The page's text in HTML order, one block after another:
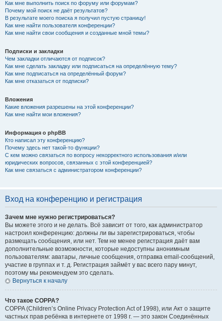
Как мне выполнить поиск по форуму или форумам?
Почему мой поиск не даёт результатов?
В результате моего поиска я получил пустую страницу!
Как мне найти пользователя конференции?
Как мне найти свои сообщения и созданные мной темы?
Подписки и закладки
Чем закладки отличаются от подписок?
Как мне сделать закладку или подписаться на определённую тему?
Как мне подписаться на определённый форум?
Как мне отказаться от подписки?
Вложения
Какие вложения разрешены на этой конференции?
Как мне найти мои вложения?
Информация о phpBB
Кто написал эту конференцию?
Почему здесь нет такой-то функции?
С кем можно связаться по вопросу некорректного использования и/или
юридических вопросов, связанных с этой конференцией?
Как мне связаться с администратором конференции?
Вход на конференцию и регистрация
Зачем мне нужно регистрироваться?
Вы можете этого и не делать. Всё зависит от того, как администратор
настроил конференцию: должны ли вы зарегистрироваться, чтобы
размещать сообщения, или нет. Тем не менее регистрация даёт вам
дополнительные возможности, которые недоступны анонимным
пользователям: аватары, личные сообщения, отправка email-сообщений,
участие в группах и т. д. Регистрация займёт у вас всего пару минут,
поэтому мы рекомендуем это сделать.
Вернуться к началу
Что такое COPPA?
COPPA (Children’s Online Privacy Protection Act of 1998), или Акт о защите
частных прав ребёнка в интернете от 1998 г. — это закон Соединённых